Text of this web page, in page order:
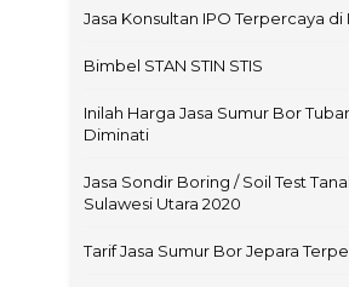
Jasa Konsultan IPO Terpercaya di
Bimbel STAN STIN STIS
Inilah Harga Jasa Sumur Bor
Diminati
Jasa Sondir Boring / Soil Test
Sulawesi Utara 2020
Tarif Jasa Sumur Bor Jepara